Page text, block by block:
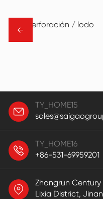
→
TY_HOME15
TY_HOME16
+86-531-69959201
Zhongrun Century
Lixia District,